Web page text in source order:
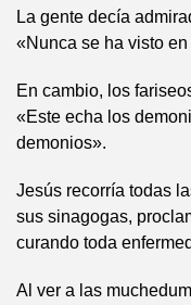
La gente decía
«Nunca se ha visto
En cambio, los
«Este echa los
demonios».
Jesús recorría todas
sus sinagogas,
curando toda
Al ver a las